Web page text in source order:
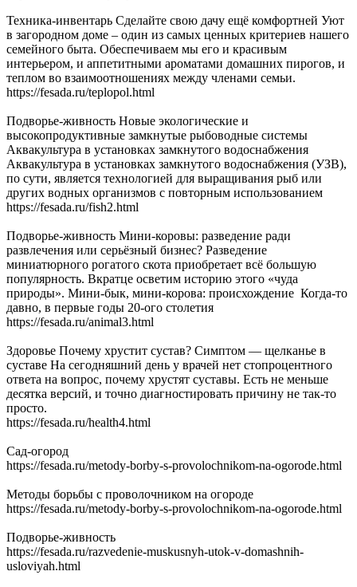
Техника-инвентарь Сделайте свою дачу ещё комфортней Уют
в загородном доме – один из самых ценных критериев нашего
семейного быта. Обеспечиваем мы его и красивым
интерьером, и аппетитными ароматами домашних пирогов, и
теплом во взаимоотношениях между членами семьи.
https://fesada.ru/teplopol.html
Подворье-живность Новые экологические и
высокопродуктивные замкнутые рыбоводные системы
Аквакультура в установках замкнутого водоснабжения
Аквакультура в установках замкнутого водоснабжения (УЗВ),
по сути, является технологией для выращивания рыб или
других водных организмов с повторным использованием
https://fesada.ru/fish2.html
Подворье-живность Мини-коровы: разведение ради
развлечения или серьёзный бизнес? Разведение
миниатюрного рогатого скота приобретает всё большую
популярность. Вкратце осветим историю этого «чуда
природы». Мини-бык, мини-корова: происхождение Когда-то
давно, в первые годы 20-ого столетия
https://fesada.ru/animal3.html
Здоровье Почему хрустит сустав? Симптом — щелканье в
суставе На сегодняшний день у врачей нет стопроцентного
ответа на вопрос, почему хрустят суставы. Есть не меньше
десятка версий, и точно диагностировать причину не так-то
просто.
https://fesada.ru/health4.html
Сад-огород
https://fesada.ru/metody-borby-s-provolochnikom-na-ogorode.html
Методы борьбы с проволочником на огороде
https://fesada.ru/metody-borby-s-provolochnikom-na-ogorode.html
Подворье-живность
https://fesada.ru/razvedenie-muskusnyh-utok-v-domashnih-
usloviyah.html